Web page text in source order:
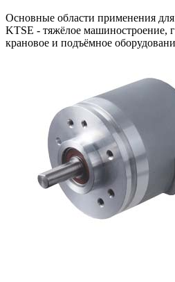
Основные области применения
KTSE - тяжёлое машиностроение,
крановое и подъёмное